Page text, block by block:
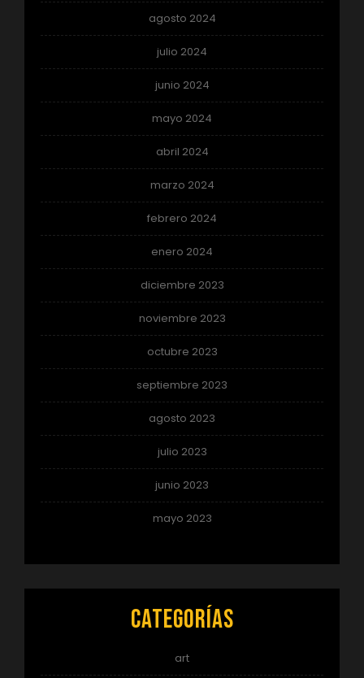
agosto 2024
julio 2024
junio 2024
mayo 2024
abril 2024
marzo 2024
febrero 2024
enero 2024
diciembre 2023
noviembre 2023
octubre 2023
septiembre 2023
agosto 2023
julio 2023
junio 2023
mayo 2023
Categorías
art